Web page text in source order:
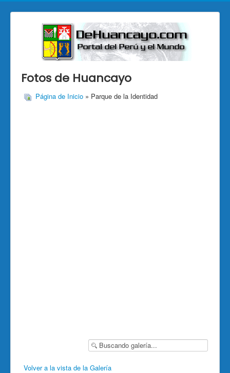
Fotos de Huancayo
Página de Inicio » Parque de la Identidad
Volver a la vista de la Galería